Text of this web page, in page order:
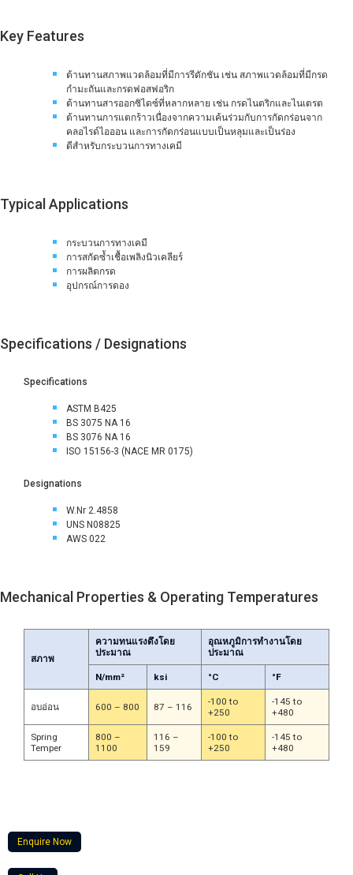
Key Features
ต้านทานสภาพแวดล้อมที่มีการรีดักชัน เช่น สภาพแวดล้อมที่มีกรด
กำมะถันและกรดฟอสฟอริก
ต้านทานสารออกซิไดซ์ที่หลากหลาย เช่น กรดไนตริกและไนเตรต
ต้านทานการแตกร้าวเนื่องจากความเค้นร่วมกับการกัดกร่อนจาก
คลอไรด์ไอออน และการกัดกร่อนแบบเป็นหลุมและเป็นร่อง
ดีสำหรับกระบวนการทางเคมี
Typical Applications
กระบวนการทางเคมี
การสกัดซ้ำเชื้อเพลิงนิวเคลียร์
การผลิตกรด
อุปกรณ์การดอง
Specifications / Designations
Specifications
ASTM B425
BS 3075 NA 16
BS 3076 NA 16
ISO 15156-3 (NACE MR 0175)
Designations
W.Nr 2.4858
UNS N08825
AWS 022
Mechanical Properties & Operating Temperatures
สภาพ
ความทนแรงดึงโดย
ประมาณ
อุณหภูมิการทำงานโดย
ประมาณ
N/mm² ksi °C °F
อบอ่อน 600 – 800 87 – 116
-100 to
+250
-145 to
+480
Spring
Temper
800 –
1100
116 –
159
-100 to
+250
-145 to
+480
Enquire Now